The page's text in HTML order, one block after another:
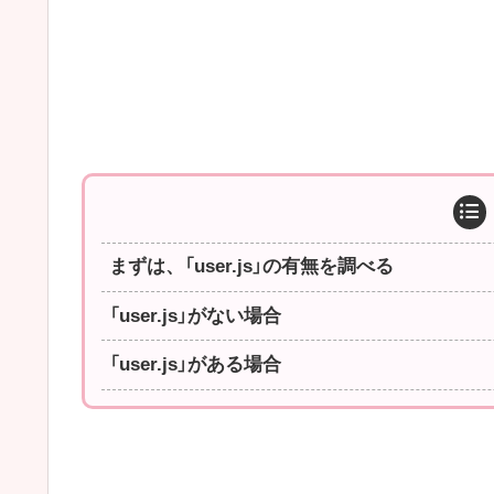
まずは、「user.js」の有無を調べる
「user.js」がない場合
「user.js」がある場合